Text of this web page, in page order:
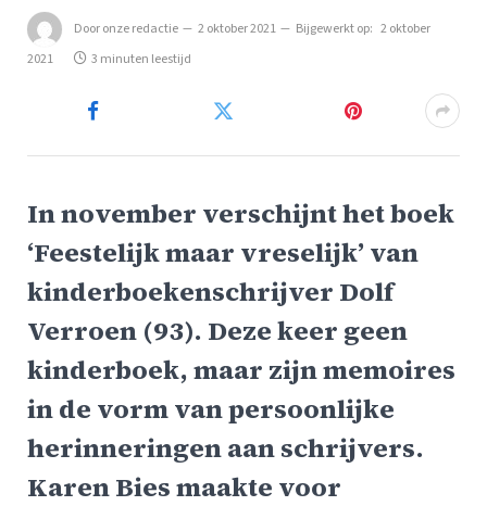
Dooronze redactie 2 oktober 2021 Bijgewerkt op: 2 oktober
2021
3 minuten leestijd
In november verschijnt het boek
‘Feestelijk maar vreselijk’ van
kinderboekenschrijver Dolf
Verroen (93). Deze keer geen
kinderboek, maar zijn memoires
in de vorm van persoonlijke
herinneringen aan schrijvers.
Karen Bies maakte voor